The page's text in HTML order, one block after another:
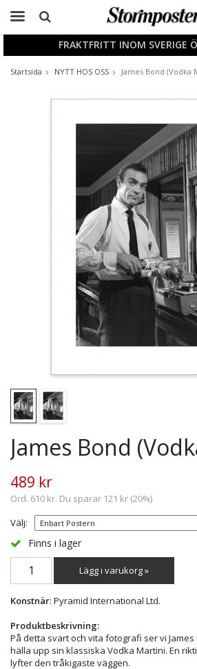
FRAKTFRITT INOM SVERIGE
Startsida NYTT HOS OSS James Bond (Vodka
James Bond
489 kr
Ord. 610 kr. Du sparar 121 kr (20%)
Välj:
Finns i lager
Lägg i varukorg »
Konstnär: Pyramid International Ltd.
Produktbeskrivning:
På detta svart och vita fotografi ser vi James
hälla upp sin klassiska Vodka Martini. En
lyfter den tråkigaste väggen.